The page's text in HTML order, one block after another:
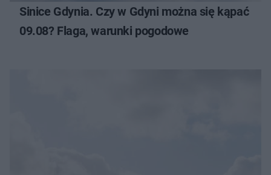
Sinice Gdynia. Czy w Gdyni można się kąpać
09.08? Flaga, warunki pogodowe